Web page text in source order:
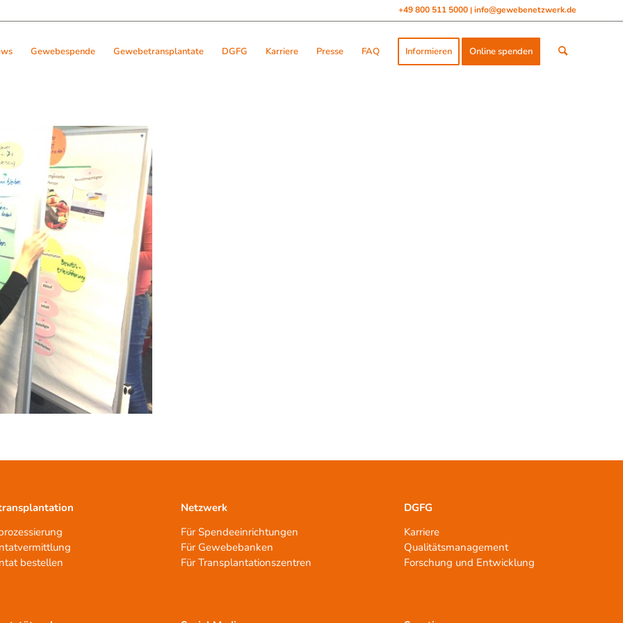
+49 800 511 5000 | info@gewebenetzwerk.de
Gewebespende Gewebetransplantate DGFG Karriere Presse FAQ Informieren Online spenden
bestellen
Netzwerk
Für Spendeeinrichtungen
Für Gewebebanken
Für Transplantationszentren
DGFG
Karriere
Qualitätsmanagement
Forschung und Entwicklung